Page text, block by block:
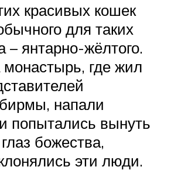
красивых кошек
для таких
– янтарно-жёлтого.
где жил
напали
попытались вынуть
божества,
эти люди.